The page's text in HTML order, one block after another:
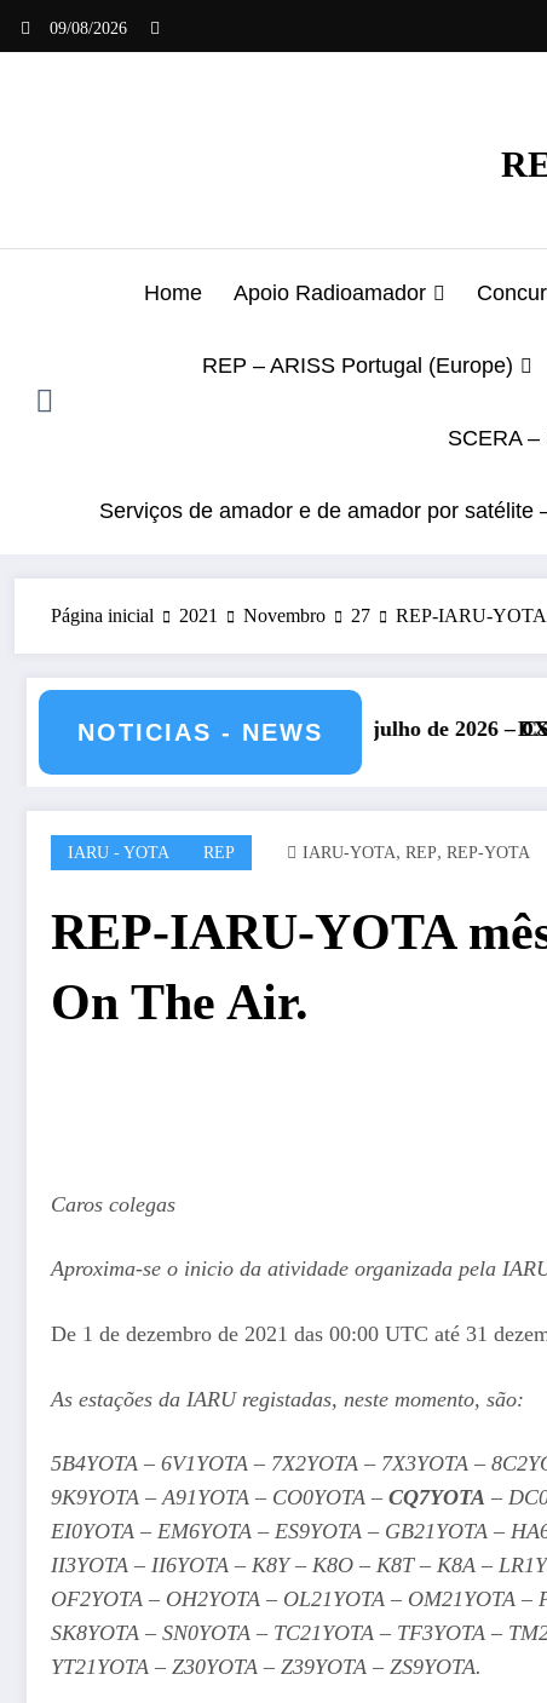
09/08/2026
Home Apoio Radioamador
REP – ARISS Portugal (Europe)
SCERA
Serviços de amador e de amador por
Página inicial 2021 Novembro 27 REP-IARU-YOTA
NOTICIAS - NEWS
– 11 e 12 de julho de 2026 – CS5HQDXCC – Classificação
IARU - YOTA REP IARU-YOTA, REP, REP-YOTA
REP-IARU-YOTA
On The Air.
Caros colegas
Aproxima-se o inicio da atividade organizada pela
De 1 de dezembro de 2021 das 00:00 UTC até 31
As estações da IARU registadas, neste momento, são:
5B4YOTA – 6V1YOTA – 7X2YOTA – 7X3YOTA –
9K9YOTA – A91YOTA – CO0YOTA – CQ7YOTA –
EI0YOTA – EM6YOTA – ES9YOTA – GB21YOTA –
II3YOTA – II6YOTA – K8Y – K8O – K8T – K8A –
OF2YOTA – OH2YOTA – OL21YOTA – OM21YOTA –
SK8YOTA – SN0YOTA – TC21YOTA – TF3YOTA –
YT21YOTA – Z30YOTA – Z39YOTA – ZS9YOTA.